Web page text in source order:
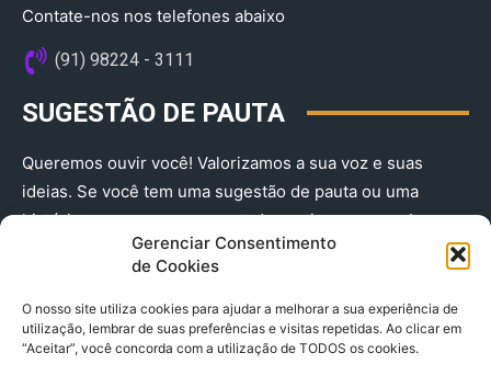
Gerenciar Consentimento
de Cookies
O nosso site utiliza cookies para ajudar a melhorar a sua experiência de
utilização, lembrar de suas preferências e visitas repetidas. Ao clicar em
“Aceitar”, você concorda com a utilização de TODOS os cookies.
Contate-nos nos telefones abaixo
(91) 98224 - 3111
SUGESTÃO DE PAUTA
Queremos ouvir você! Valorizamos a sua voz e suas
ideias. Se você tem uma sugestão de pauta ou uma
história que merece ser contada, envie-nos agora!
(91) 98224 - 3111